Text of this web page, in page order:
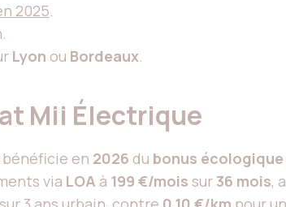
2025.
Lyon ou Bordeaux.
Mii Électrique
bénéficie en 2026 du bonus écologique
via LOA à 199 €/mois sur36 mois,